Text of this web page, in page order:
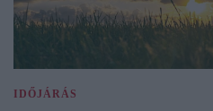
IDŐJÁRÁS